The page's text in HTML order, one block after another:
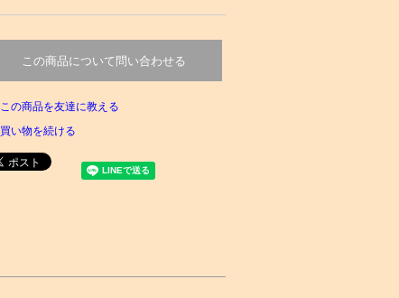
この商品について問い合わせる
この商品を友達に教える
買い物を続ける